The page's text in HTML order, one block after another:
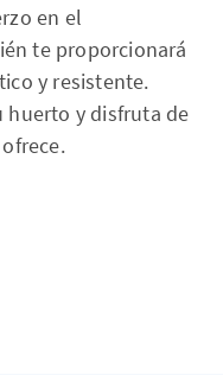
en el
te proporcionará
y resistente.
huerto y disfruta de